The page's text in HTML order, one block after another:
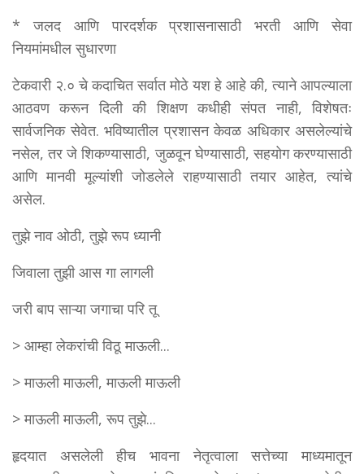
* जलद आणि पारदर्शक प्रशासनासाठी भरती आणि सेवा
नियमांमधील सुधारणा
टेकवारी २.० चे कदाचित सर्वात मोठे यश हे आहे की, त्याने आपल्याला
आठवण करून दिली की शिक्षण कधीही संपत नाही, विशेषतः
सार्वजनिक सेवेत. भविष्यातील प्रशासन केवळ अधिकार असलेल्यांचे
नसेल, तर जे शिकण्यासाठी, जुळवून घेण्यासाठी, सहयोग करण्यासाठी
आणि मानवी मूल्यांशी जोडलेले राहण्यासाठी तयार आहेत, त्यांचे
असेल.
तुझे नाव ओठी, तुझे रूप ध्यानी
जिवाला तुझी आस गा लागली
जरी बाप साऱ्या जगाचा परि तू
> आम्हा लेकरांची विठू माऊली...
> माऊली माऊली, माऊली माऊली
> माऊली माऊली, रूप तुझे...
हृदयात असलेली हीच भावना नेतृत्वाला सत्तेच्या माध्यमातून